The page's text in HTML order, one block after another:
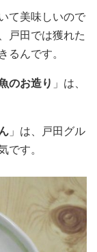
て美味しいので
戸田では獲れた
るんです。
のお造り 」は、
」は、戸田グル
です。